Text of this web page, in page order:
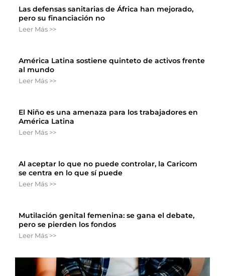
Las defensas sanitarias de África han mejorado,
pero su financiación no
Leer Más >>
América Latina sostiene quinteto de activos frente
al mundo
Leer Más >>
El Niño es una amenaza para los trabajadores en
América Latina
Leer Más >>
Al aceptar lo que no puede controlar, la Caricom
se centra en lo que sí puede
Leer Más >>
Mutilación genital femenina: se gana el debate,
pero se pierden los fondos
Leer Más >>